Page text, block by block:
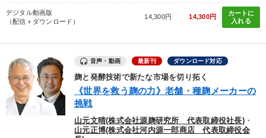
インバウンド
伝統・文化 会社数字を学ぶ 金利 稲盛和夫
SDGs お金の授業 サービス ブランディング
SNS活用
デジタル動画版
（配信＋ダウンロード）
14,300円 14,300円
カートに
入れる
音声・動画 最新刊 ダウンロード対応
麹と発酵技術で新たな市場を切り拓く
《世界を救う麹の力》老舗・種麹メーカーの
挑戦
山元文晴(株式会社源麹研究所 代表取締役社長)・
山元正博(株式会社河内源一郎商店 代表取締役会